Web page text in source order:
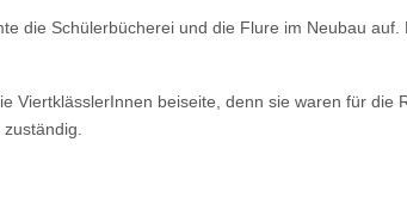
die Schülerbücherei und die Flure im Neubau
ViertklässlerInnen beiseite, denn sie waren für die